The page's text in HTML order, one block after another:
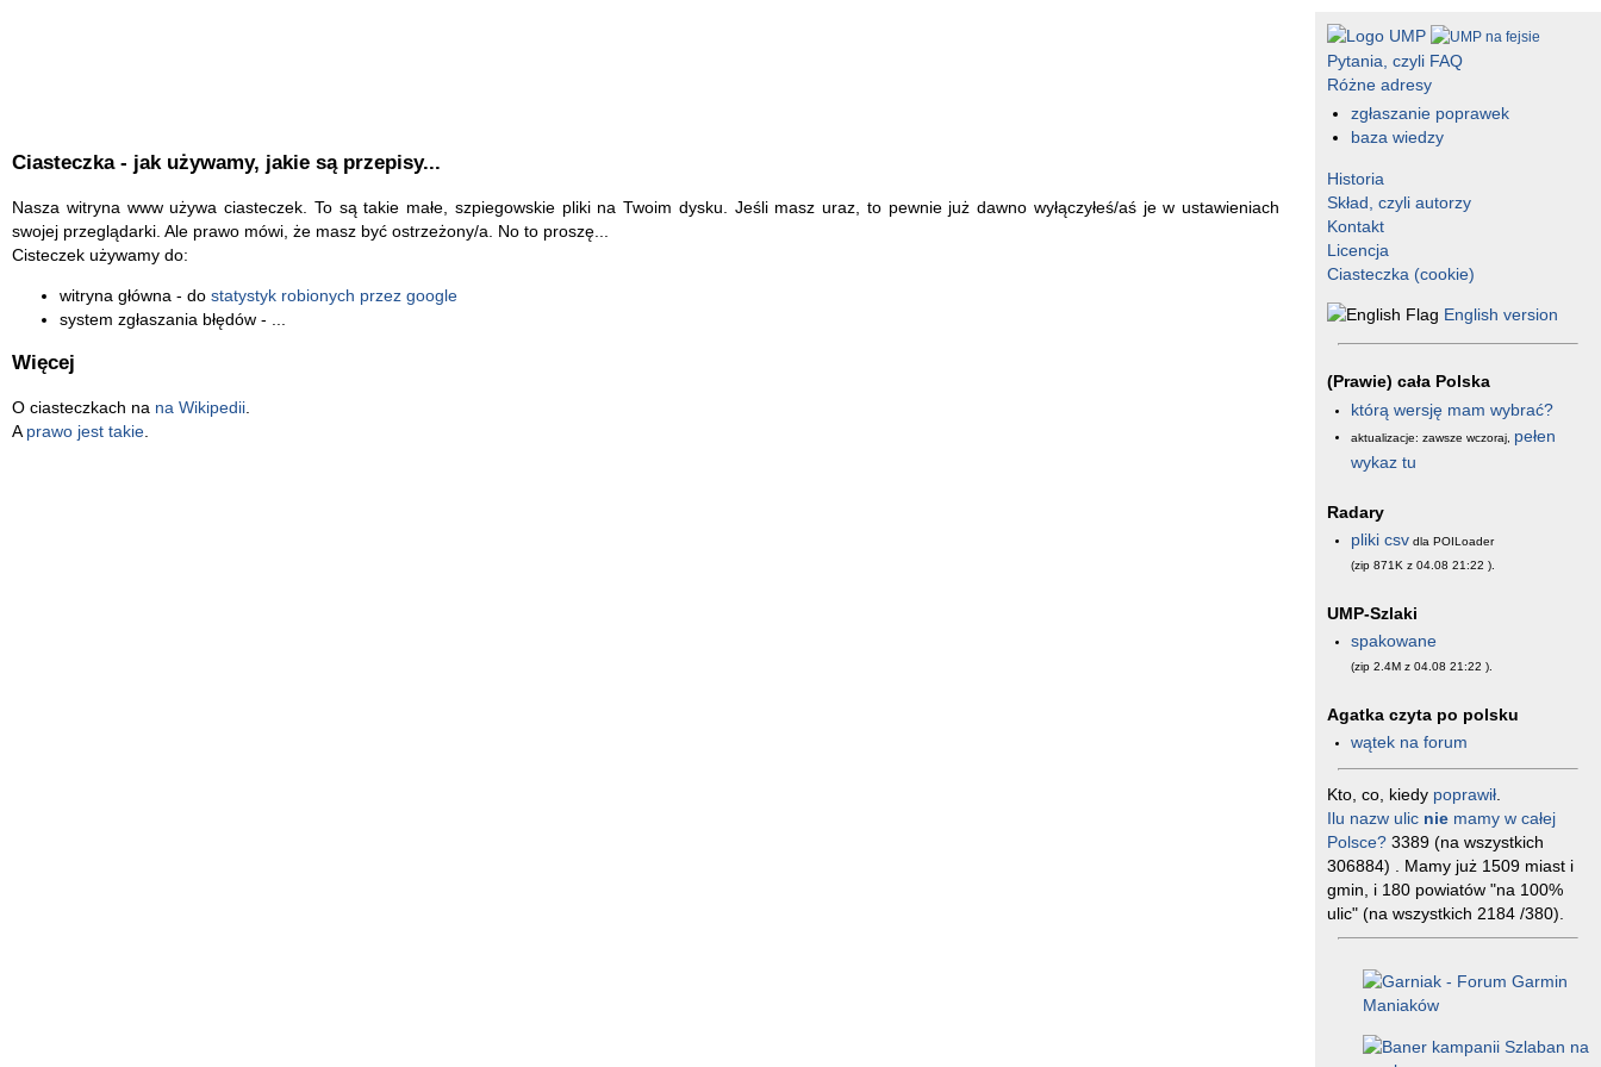
Pytania, czyli FAQ
Różne adresy
zgłaszanie poprawek
baza wiedzy
Historia
Skład, czyli autorzy
Kontakt
Licencja
Ciasteczka (cookie)
English version
(Prawie) cała Polska
którą wersję mam wybrać?
aktualizacje: zawsze wczoraj, pełen
wykaz tu
Radary
pliki csv dla POILoader
(zip 871K z 04.08 21:22 ).
UMP-Szlaki
spakowane
(zip 2.4M z 04.08 21:22 ).
Agatka czyta po polsku
wątek na forum
Kto, co, kiedy poprawił
Ilu nazw ulic nie mamy w całej
Polsce? 3389 (na wszystkich
306884) . Mamy już 1509 miast i
gmin, i 180 powiatów "na 100%
ulic" (na wszystkich 2184 /380).
Ciasteczka - jak używamy, jakie są przepisy...
Nasza witryna www używa ciasteczek. To są takie małe, szpiegowskie pliki na Twoim dysku. Jeśli masz uraz, to pewnie już dawno wyłączyłeś/aś je w ustawieniach
swojej przeglądarki. Ale prawo mówi, że masz być ostrzeżony/a. No to proszę...
Cisteczek używamy do:
witryna główna - do statystyk robionych przez google
system zgłaszania błędów - ...
Więcej
O ciasteczkach na na Wikipedii
A prawo jest takie